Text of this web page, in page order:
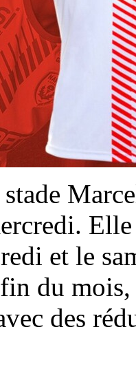
et le
du
des